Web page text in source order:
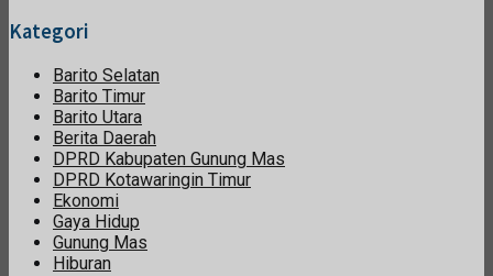
Kategori
Barito Selatan
Barito Timur
Barito Utara
Berita Daerah
DPRD Kabupaten Gunung Mas
DPRD Kotawaringin Timur
Ekonomi
Gaya Hidup
Gunung Mas
Hiburan